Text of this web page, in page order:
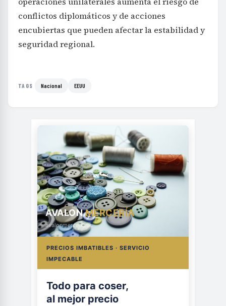
conflictos diplomáticos y de acciones
encubiertas que pueden afectar la estabilidad y
seguridad regional.
TAGS Nacional EEUU
AVALONMERCERÍA
avalonmerceria.es
PRECIOS IMBATIBLES · SERVICIO
IMPECABLE
Todo para coser,
al mejor precio